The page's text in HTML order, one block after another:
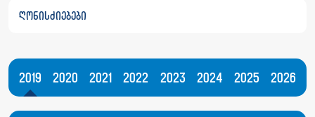
ღონისძიებები
2019 2020 2021 2022 2023 2024 2025 2026